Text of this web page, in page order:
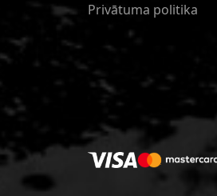
Privātuma politika